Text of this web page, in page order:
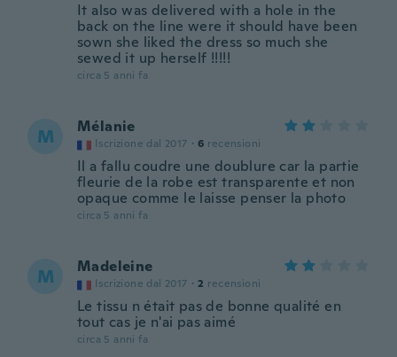
It also was delivered with a hole in the
back on the line were it should have been
sown she liked the dress so much she
sewed it up herself !!!!!
circa 5 anni fa
M Mélanie
Iscrizione dal 2017 · 6 recensioni
Il a fallu coudre une doublure car la partie
fleurie de la robe est transparente et non
opaque comme le laisse penser la photo
circa 5 anni fa
M Madeleine
Iscrizione dal 2017 · 2 recensioni
Le tissu n était pas de bonne qualité en
tout cas je n'ai pas aimé
circa 5 anni fa